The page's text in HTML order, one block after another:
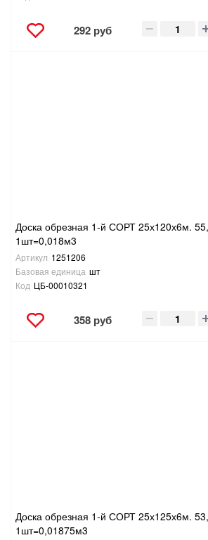
292 руб
Доска обрезная 1-й СОРТ 25х120х6м.
1шт=0,018м3
Артикул 1251206
Базовая единица шт
Код ЦБ-00010321
358 руб
Доска обрезная 1-й СОРТ 25х125х6м.
1шт=0,01875м3